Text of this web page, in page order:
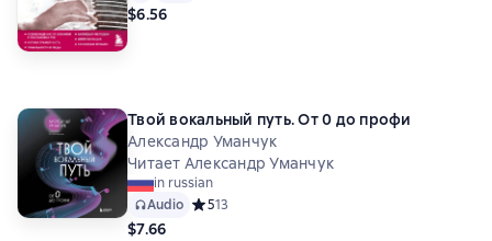
$6.56
Твой вокальный путь. От 0 до профи
Александр Уманчук
Читает Александр Уманчук
in russian
Audio Средний рейтинг 5 на основе 13 оценок
513
$7.66